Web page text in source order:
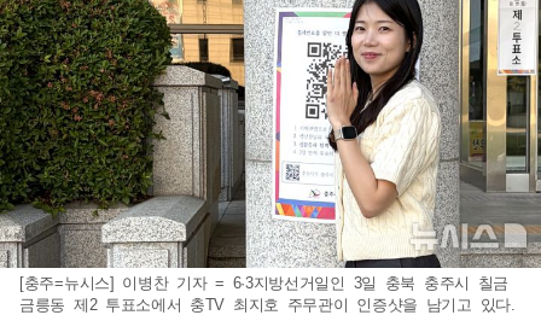
[충주=뉴시스] 이병찬 기자 = 6·3지방선거일인 3일 충북 충주시 칠금
금릉동 제2 투표소에서 충TV 최지호 주무관이 인증샷을 남기고 있다.